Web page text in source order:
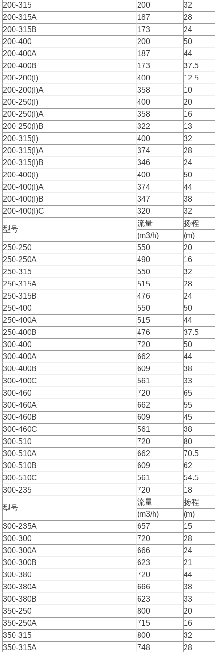
200-315 200
32
200-315A
187
28
200-315B
173
24
200-400
200
50
200-400A
187
44
200-400B
173
37.5
200-200(I)
400
12.5
200-200(I)A
358
10
200-250(I)
400
20
200-250(I)A
358
16
200-250(I)B
322
13
200-315(I)
400
32
200-315(I)A
374
28
200-315(I)B
346
24
200-400(I)
400
50
200-400(I)A
374
44
200-400(I)B
347
38
200-400(I)C
320 32
型号
流量
扬程
(m3/h)
(m)
250-250
550
20
250-250A
490
16
250-315
550
32
250-315A
515
28
250-315B
476
24
250-400
550
50
250-400A
515
44
250-400B
476
37.5
300-400
720
50
300-400A
662
44
300-400B
609
38
300-400C
561
33
300-460
720
65
300-460A
662
55
300-460B
609
45
300-460C
561
38
300-510
720
80
300-510A
662
70.5
300-510B
609
62
300-510C
561
54.5
300-235
720 18
型号
流量
扬程
(m3/h)
(m)
300-235A
657
15
300-300
720
28
300-300A
666
24
300-300B
623
21
300-380
720
44
300-380A
666
38
300-380B
623
33
350-250
800
20
350-250A
715
16
350-315
800
32
350-315A
748
28